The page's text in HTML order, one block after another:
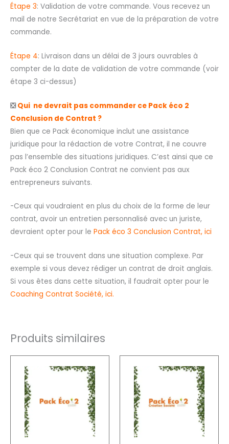
Étape 3: Validation de votre commande. Vous recevez un
mail de notre Secrétariat en vue de la préparation de votre
commande.
Étape 4: Livraison dans un délai de 3 jours ouvrables à
compter de la date de validation de votre commande (voir
étape 3 ci-dessus)
❎ Qui ne devrait pas commander ce Pack éco 2
Conclusion de Contrat ?
Bien que ce Pack économique inclut une assistance
juridique pour la rédaction de votre Contrat, il ne couvre
pas l’ensemble des situations juridiques. C’est ainsi que ce
Pack éco 2 Conclusion Contrat ne convient pas aux
entrepreneurs suivants.
-Ceux qui voudraient en plus du choix de la forme de leur
contrat, avoir un entretien personnalisé avec un juriste,
devraient opter pour le Pack éco 3 Conclusion Contrat, ici
-Ceux qui se trouvent dans une situation complexe. Par
exemple si vous devez rédiger un contrat de droit anglais.
Si vous êtes dans cette situation, il faudrait opter pour le
Coaching Contrat Société, ici.
Produits similaires